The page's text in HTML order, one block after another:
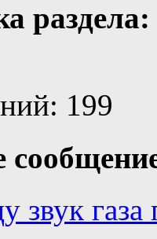
раздела:
199
звук газа